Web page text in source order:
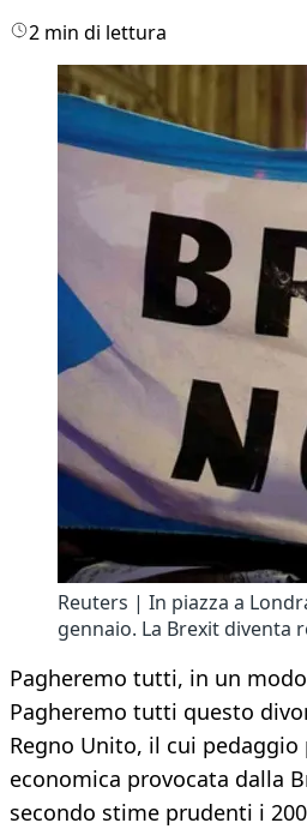
2 min di lettura
Reuters | In piazza a
gennaio. La Brexit diventa
Pagheremo tutti, in un
Pagheremo tutti questo
Regno Unito, il cui
economica provocata dalla
secondo stime prudenti i